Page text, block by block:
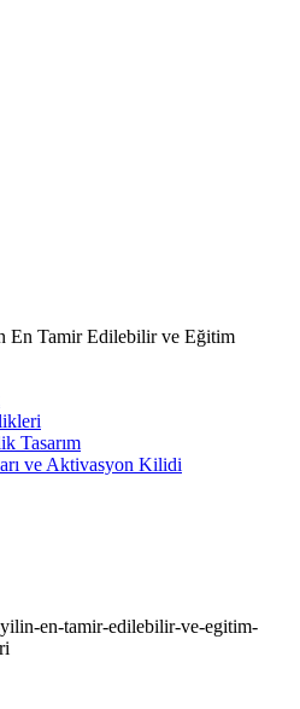
En Tamir Edilebilir ve Eğitim
Tasarım
ve Aktivasyon Kilidi
en-tamir-edilebilir-ve-egitim-